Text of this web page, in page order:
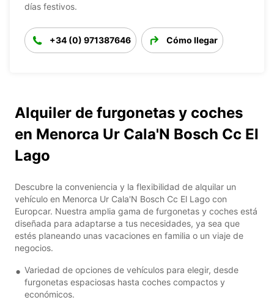
días festivos.
+34 (0) 971387646 Cómo llegar
Alquiler de furgonetas y coches
en Menorca Ur Cala'N Bosch Cc El
Lago
Descubre la conveniencia y la flexibilidad de alquilar un
vehículo en Menorca Ur Cala'N Bosch Cc El Lago con
Europcar. Nuestra amplia gama de furgonetas y coches está
diseñada para adaptarse a tus necesidades, ya sea que
estés planeando unas vacaciones en familia o un viaje de
negocios.
Variedad de opciones de vehículos para elegir, desde
furgonetas espaciosas hasta coches compactos y
económicos.